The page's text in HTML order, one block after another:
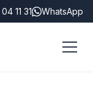
11 31 WhatsApp